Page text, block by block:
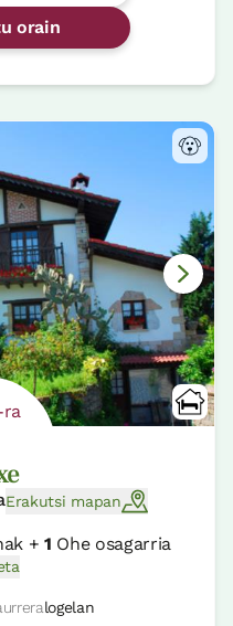
orain
ra
Erakutsi mapan
+ 1 Ohe osagarria
logelan